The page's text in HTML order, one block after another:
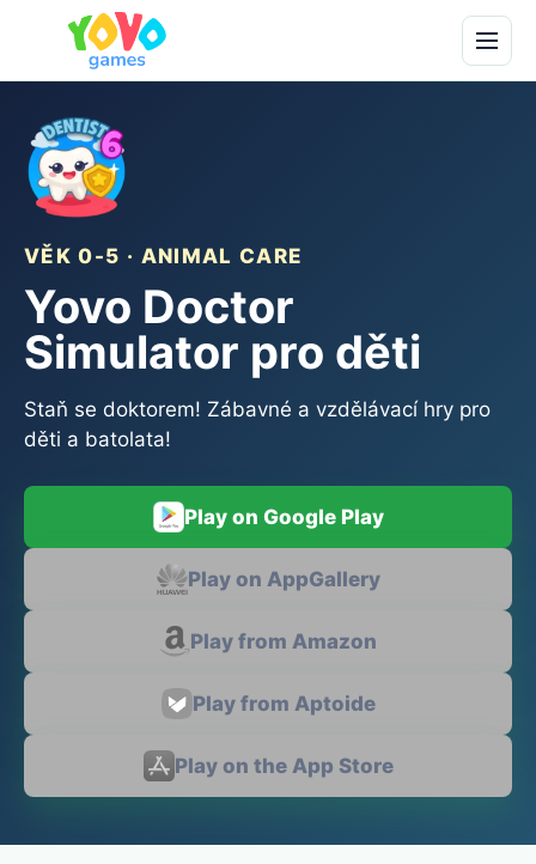
VĚK 0-5 · ANIMAL CARE
Yovo Doctor
Simulator pro děti
Staň se doktorem! Zábavné a vzdělávací hry pro
děti a batolata!
Play on Google Play
Play on AppGallery
Play from Amazon
Play from Aptoide
Play on the App Store